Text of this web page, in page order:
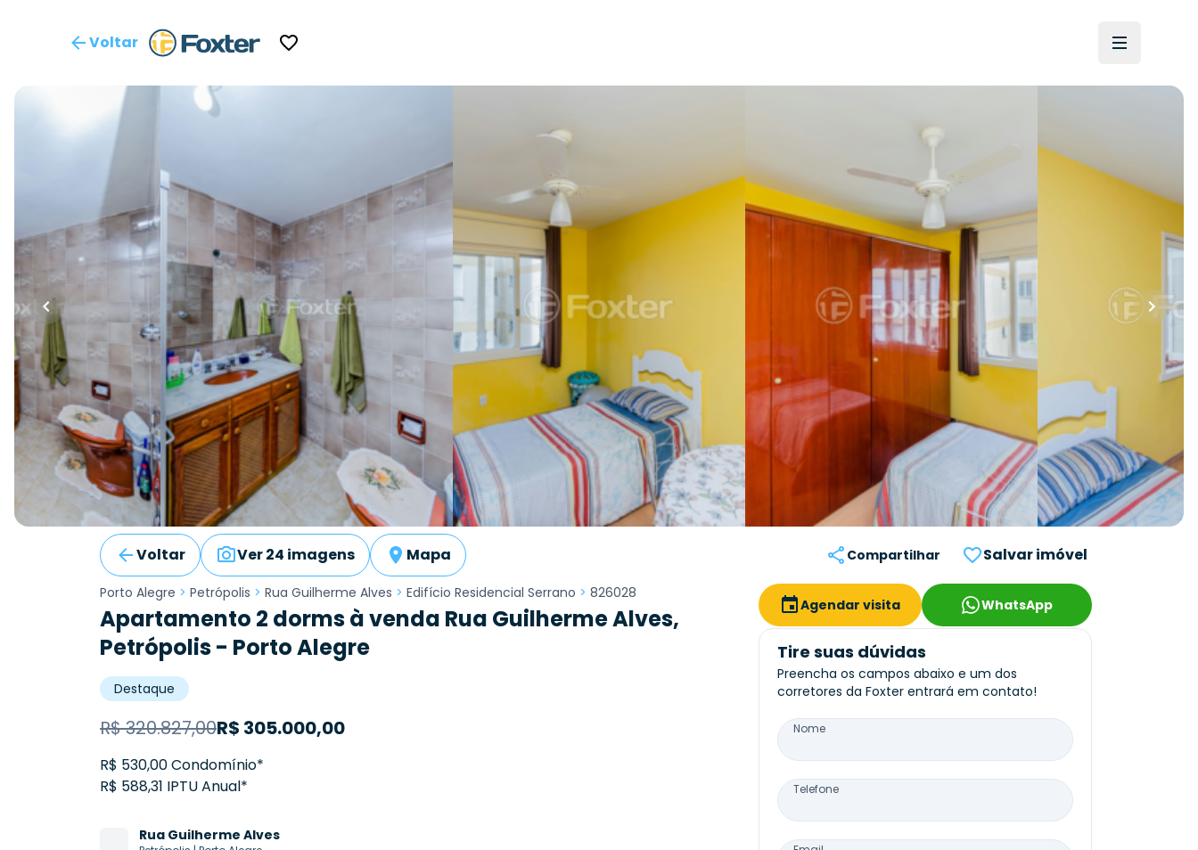
Voltar
Voltar Ver 24 imagens Mapa Compartilhar Salvar imóvel
Porto Alegre > Petrópolis > Rua Guilherme Alves > Edifício Residencial Serrano > 826028
Apartamento 2 dorms à venda Rua Guilherme Alves,
Petrópolis - Porto Alegre
Destaque
R$320.827,00R$ 305.000,00
R$ 530,00 Condomínio*
R$ 588,31 IPTU Anual*
Rua Guilherme Alves
Agendar visita WhatsApp
Tire suas dúvidas
Preencha os campos abaixo e um dos
corretores da Foxter entrará em contato!
Nome
Telefone